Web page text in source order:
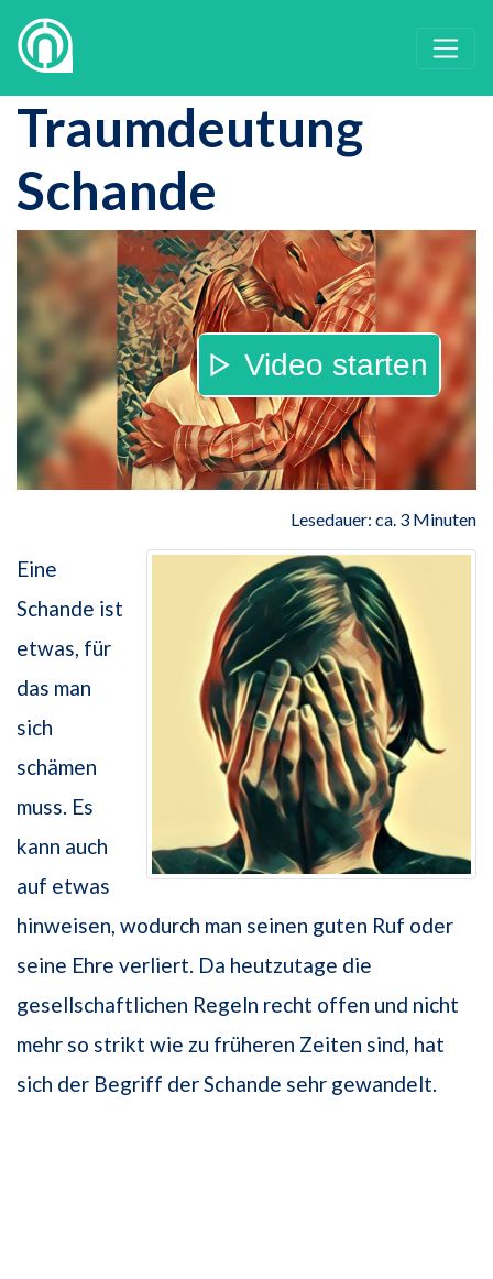
Traumdeutung
Schande
Video starten
Lesedauer: ca. 3 Minuten
Eine
Schande ist
etwas, für
das man
sich
schämen
muss. Es
kann auch
auf etwas
hinweisen, wodurch man seinen guten Ruf oder
seine Ehre verliert. Da heutzutage die
gesellschaftlichen Regeln recht offen und nicht
mehr so strikt wie zu früheren Zeiten sind, hat
sich der Begriff der Schande sehr gewandelt.